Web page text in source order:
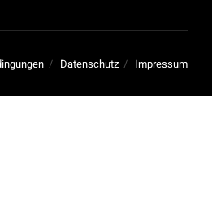
Datenschutz Impressum